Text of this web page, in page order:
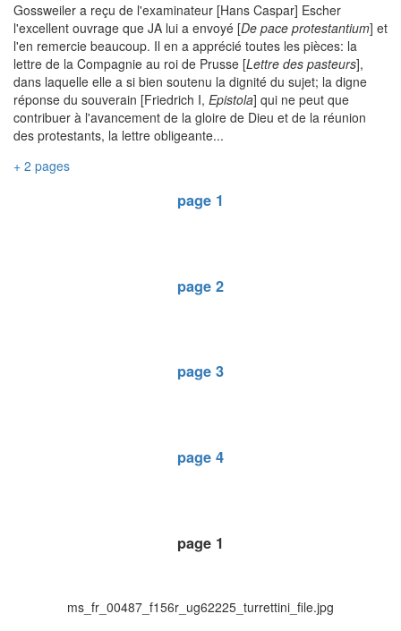
Gossweiler a reçu de l'examinateur [Hans Caspar] Escher
l'excellent ouvrage que JA lui a envoyé [De pace protestantium] et
l'en remercie beaucoup. Il en a apprécié toutes les pièces: la
lettre de la Compagnie au roi de Prusse [Lettre des pasteurs],
dans laquelle elle a si bien soutenu la dignité du sujet; la digne
réponse du souverain [Friedrich I, Epistola] qui ne peut que
contribuer à l'avancement de la gloire de Dieu et de la réunion
des protestants, la lettre obligeante...
+ 2 pages
page 1
page 2
page 3
page 4
page 1
ms_fr_00487_f156r_ug62225_turrettini_file.jpg